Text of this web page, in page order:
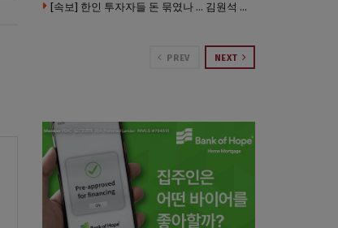
[속보] 한인 투자자들 돈 묶였나 … 김원석 회사들 챕터7 강제파산·자진파산 잇따라 신청
PREV NEXT